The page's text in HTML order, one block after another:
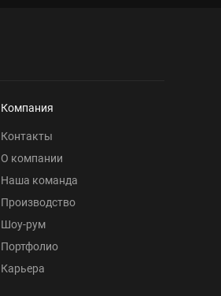
Компания
Контакты
О компании
Наша команда
Производство
Шоу-рум
Портфолио
Карьера